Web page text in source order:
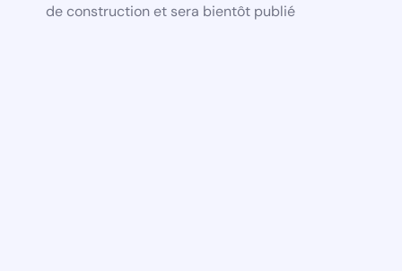
de construction et sera bientôt publié